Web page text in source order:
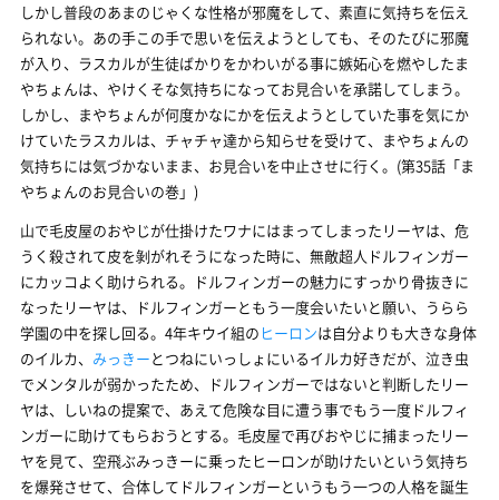
しかし普段のあまのじゃくな性格が邪魔をして、素直に気持ちを伝え
られない。あの手この手で思いを伝えようとしても、そのたびに邪魔
が入り、ラスカルが生徒ばかりをかわいがる事に嫉妬心を燃やしたま
やちょんは、やけくそな気持ちになってお見合いを承諾してしまう。
しかし、まやちょんが何度かなにかを伝えようとしていた事を気にか
けていたラスカルは、チャチャ達から知らせを受けて、まやちょんの
気持ちには気づかないまま、お見合いを中止させに行く。(第35話「ま
やちょんのお見合いの巻」)
山で毛皮屋のおやじが仕掛けたワナにはまってしまったリーヤは、危
うく殺されて皮を剝がれそうになった時に、無敵超人ドルフィンガー
にカッコよく助けられる。ドルフィンガーの魅力にすっかり骨抜きに
なったリーヤは、ドルフィンガーともう一度会いたいと願い、うらら
学園の中を探し回る。4年キウイ組の ヒーロンは自分よりも大きな身体
のイルカ、 みっきーとつねにいっしょにいるイルカ好きだが、泣き虫
でメンタルが弱かったため、ドルフィンガーではないと判断したリー
ヤは、しいねの提案で、あえて危険な目に遭う事でもう一度ドルフィ
ンガーに助けてもらおうとする。毛皮屋で再びおやじに捕まったリー
ヤを見て、空飛ぶみっきーに乗ったヒーロンが助けたいという気持ち
を爆発させて、合体してドルフィンガーというもう一つの人格を誕生